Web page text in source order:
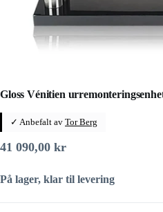
Gloss Vénitien
✓ Anbefalt av Tor Berg
41 090,00 kr
På lager, klar til levering